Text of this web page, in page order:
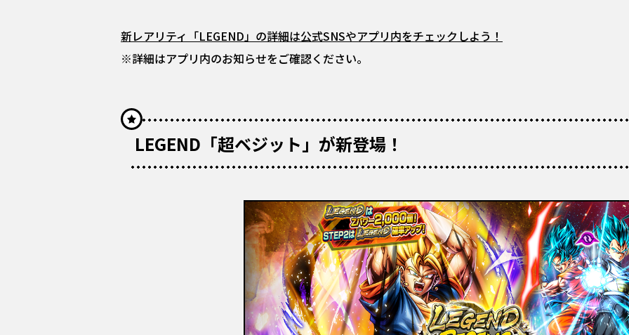
新レアリティ「LEGEND」の詳細は公式SNSやアプリ内をチェックしよう！
※詳細はアプリ内のお知らせをご確認ください。
LEGEND「超ベジット」が新登場！